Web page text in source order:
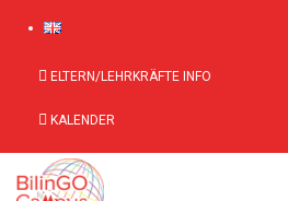
ELTERN/LEHRKRÄFTE INFO
KALENDER